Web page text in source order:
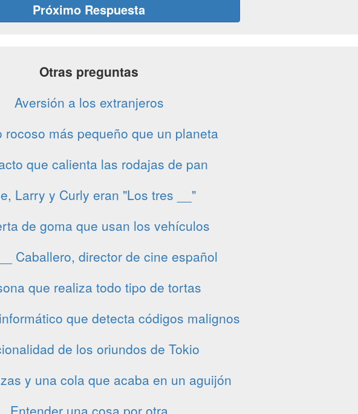
Próximo Respuesta
Otras preguntas
Aversión a los extranjeros
rocoso más pequeño que un planeta
que calienta las rodajas de pan
Larry y Curly eran "Los tres __"
de goma que usan los vehículos
Caballero, director de cine español
que realiza todo tipo de tortas
que detecta códigos malignos
de los oriundos de Tokio
y una cola que acaba en un aguijón